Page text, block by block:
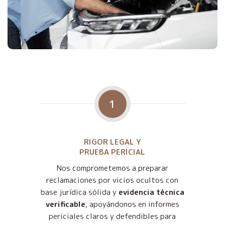
1
RIGOR LEGAL Y
PRUEBA PERICIAL
Nos comprometemos a preparar
reclamaciones por vicios ocultos con
base jurídica sólida y evidencia técnica
verificable, apoyándonos en informes
periciales claros y defendibles para